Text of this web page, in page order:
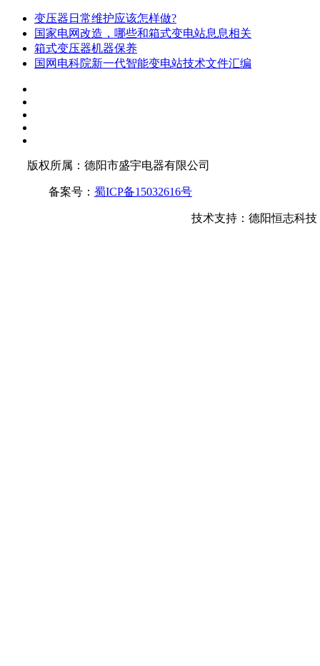
变压器日常维护应该怎样做?
国家电网改造，哪些和箱式变电站息息相关
箱式变压器机器保养
国网电科院新一代智能变电站技术文件汇编
版权所属：德阳市盛宇电器有限公司
备案号： 蜀ICP备15032616号
技术支持：德阳恒志科技